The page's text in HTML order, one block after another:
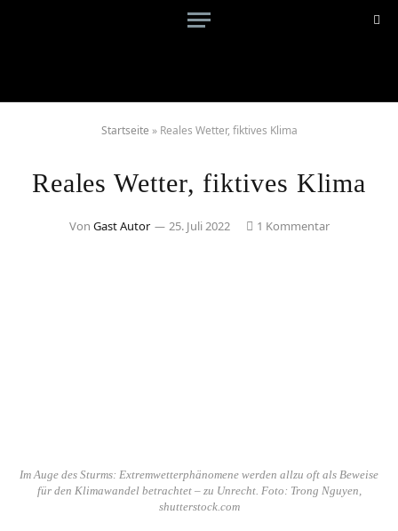
Startseite » Reales Wetter, fiktives Klima
Reales Wetter, fiktives Klima
Von Gast Autor 25. Juli 2022 1 Kommentar
Im Auge des Sturms: Extremwetterphänomene werden allzu oft als Beweise
für den Klimawandel betrachtet – zu Unrecht. Foto: Trong Nguyen,
shutterstock.com